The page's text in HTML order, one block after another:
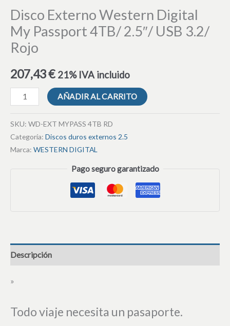
Disco Externo Western Digital
My Passport 4TB/ 2.5″/ USB 3.2/
Rojo
207,43€ 21% IVA incluido
AÑADIR AL CARRITO
SKU: WD-EXT MYPASS 4TB RD
Categoría: Discos duros externos 2.5
Marca: WESTERN DIGITAL
Pago seguro garantizado
Descripción
»
Todo viaje necesita un pasaporte.